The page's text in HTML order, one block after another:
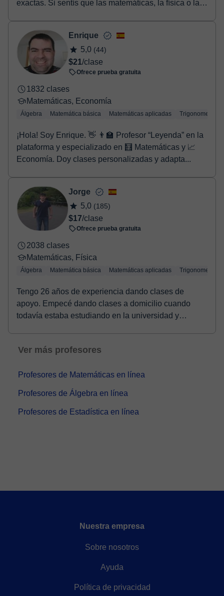
exactas. Si sentís que las matemáticas, la física o la
Enrique
5,0 (44)
$21/clase
Ofrece prueba gratuita
1832 clases
Matemáticas, Economía
Álgebra Matemática básica Matemáticas aplicadas Trigonometría
¡Hola! Soy Enrique. 👋 👨‍🏫 Profesor “Leyenda” en la
plataforma y especializado en 🧮 Matemáticas y 📈
Economía. Doy clases personalizadas y adapta...
Jorge
5,0 (185)
$17/clase
Ofrece prueba gratuita
2038 clases
Matemáticas, Física
Álgebra Matemática básica Matemáticas aplicadas Trigonometría
Tengo 26 años de experiencia dando clases de
apoyo. Empecé dando clases a domicilio cuando
todavía estaba estudiando en la universidad y
Ver más profesores
Profesores de Matemáticas en línea
Profesores de Álgebra en línea
Profesores de Estadística en línea
Nuestra empresa
Sobre nosotros
Ayuda
Política de privacidad